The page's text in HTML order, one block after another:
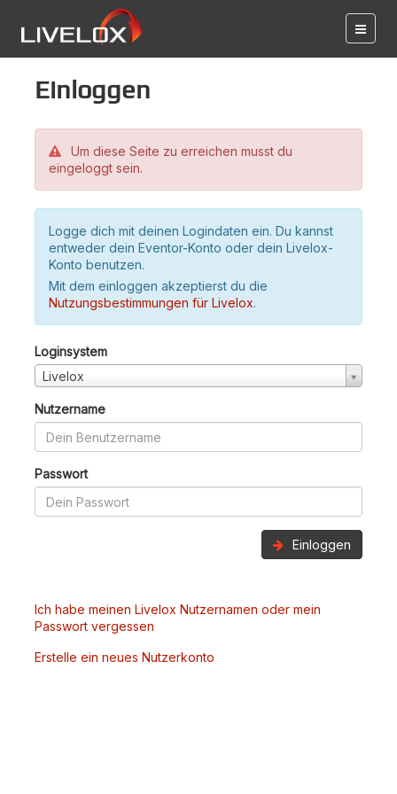
Einloggen
Um diese Seite zu erreichen musst du
eingeloggt sein.
Logge dich mit deinen Logindaten ein. Du kannst
entweder dein Eventor-Konto oder dein Livelox-
Konto benutzen.
Mit dem einloggen akzeptierst du die
Nutzungsbestimmungen für Livelox.
Loginsystem
Livelox
Nutzername
Passwort
Einloggen
Ich habe meinen Livelox Nutzernamen oder mein
Passwort vergessen
Erstelle ein neues Nutzerkonto